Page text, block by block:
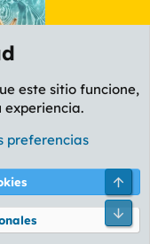
de privacidad Ayuda
Ltd.
este sitio funcione,
experiencia.
preferencias
Pie